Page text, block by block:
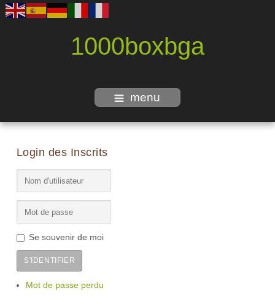
1000boxbga
menu
Login des Inscrits
Se souvenir de moi
S'IDENTIFIER
Mot de passe perdu